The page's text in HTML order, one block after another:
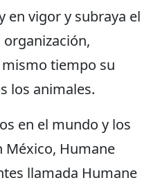
en vigor y subraya el
tiempo su
los animales.
en el mundo y los
México, Humane
llamada Humane